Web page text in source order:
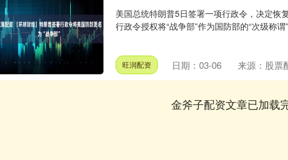
美国总统特朗普5日签署一项行政令，决定恢
行政令授权将“战争部”作为国防部的“次级称
旺润配资 日期：03-06 来源：股票
金斧子配资文章已加载